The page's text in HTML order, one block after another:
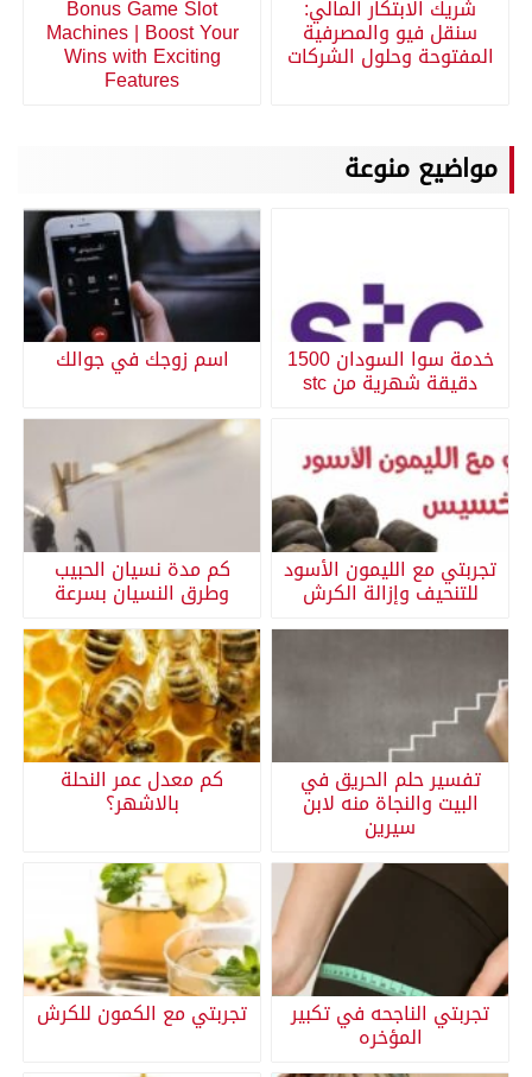
شريك الابتكار المالي:
سنقل فيو والمصرفية
المفتوحة وحلول الشركات
Bonus Game Slot
Machines | Boost Your
Wins with Exciting
Features
مواضيع منوعة
خدمة سوا السودان 1500
دقيقة شهرية من stc
اسم زوجك في جوالك
تجربتي مع الليمون الأسود
للتنحيف وإزالة الكرش
كم مدة نسيان الحبيب
وطرق النسيان بسرعة
تفسير حلم الحريق في
البيت والنجاة منه لابن
سيرين
كم معدل عمر النحلة
بالاشهر؟
تجربتي الناجحه في تكبير
المؤخره
تجربتي مع الكمون للكرش